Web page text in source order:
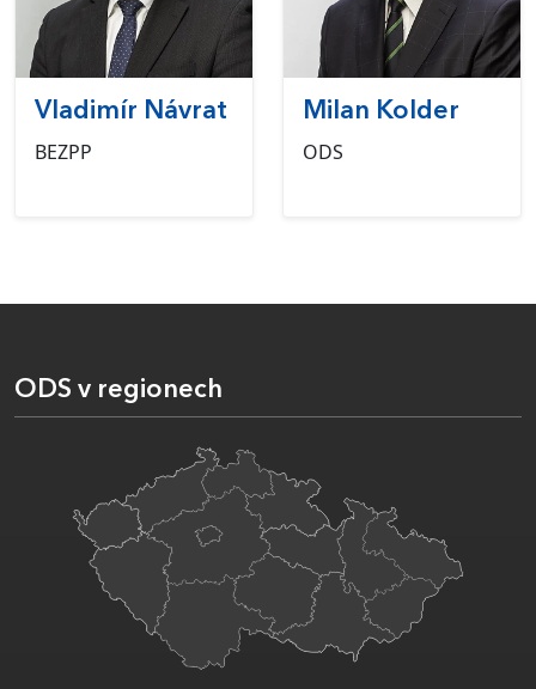
Vladimír Návrat
BEZPP
Milan Kolder
ODS
ODS v regionech